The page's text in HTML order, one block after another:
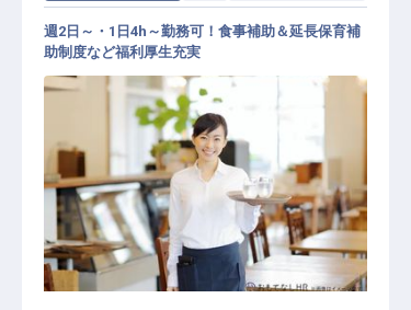
レストランサービススタッフ
週2日～・1日4h～勤務可！食事補助＆延長保育補
助制度など福利厚生充実